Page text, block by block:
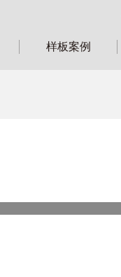
样板案例